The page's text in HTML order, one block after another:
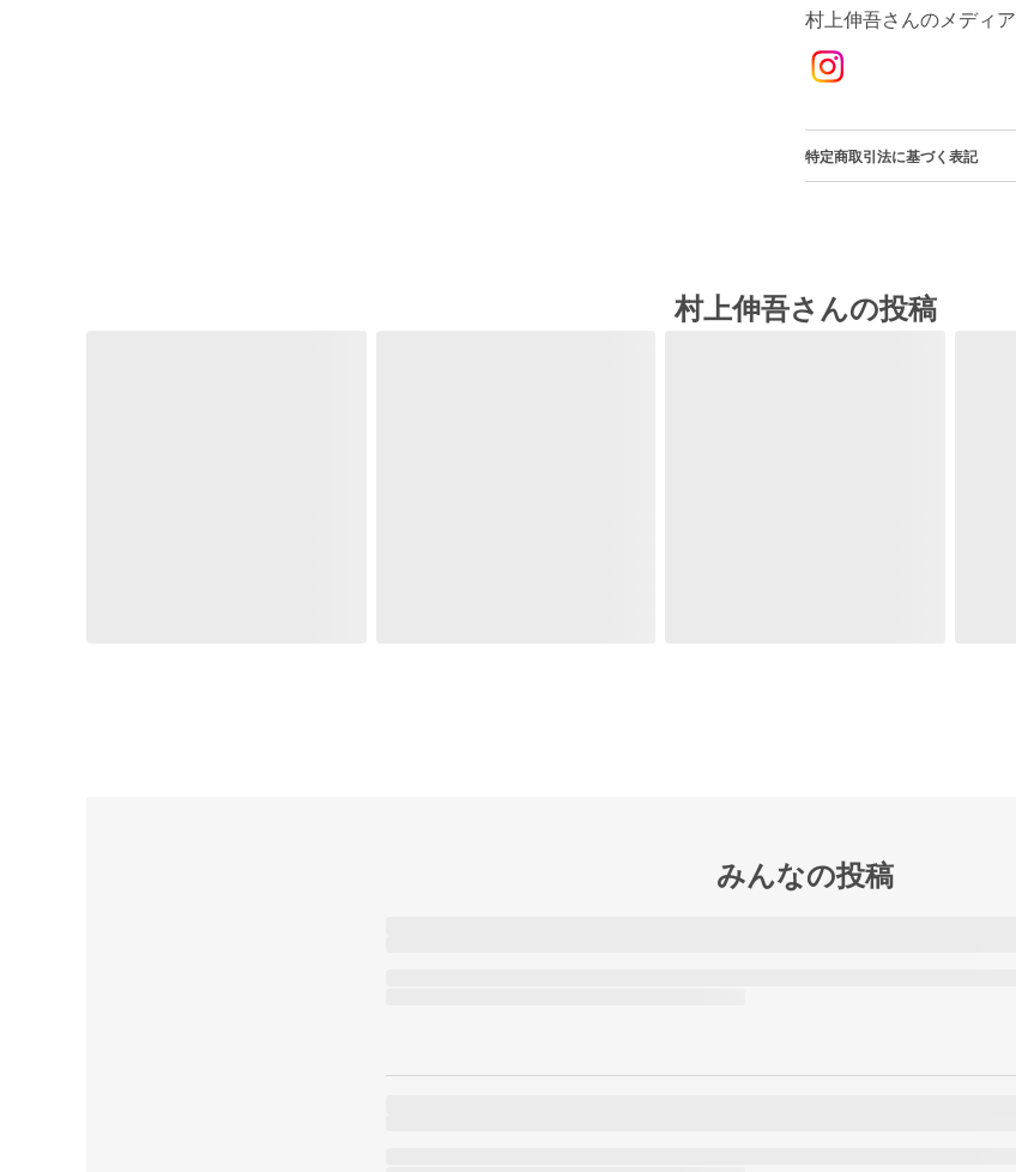
村上伸吾さんのメディア
特定商取引法に基づく表記
村上伸吾さんの投稿
みんなの投稿